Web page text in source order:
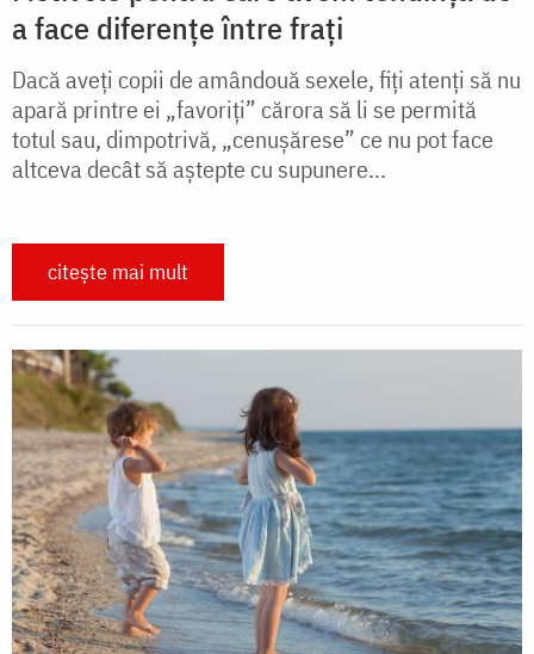
a face diferențe între frați
Dacă aveţi copii de amândouă sexele, fiţi atenţi să nu
apară printre ei „favoriţi” cărora să li se permită
totul sau, dimpotrivă, „cenuşărese” ce nu pot face
altceva decât să aştepte cu supunere...
citește mai mult